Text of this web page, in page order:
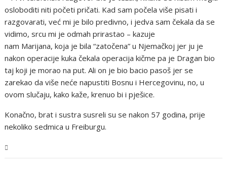
osloboditi niti početi pričati. Kad sam počela više pisati i
razgovarati, već mi je bilo predivno, i jedva sam čekala da se
vidimo, srcu mi je odmah prirastao – kazuje
nam Marijana, koja je bila “zatočena” u Njemačkoj jer ju je
nakon operacije kuka čekala operacija kičme pa je Dragan bio
taj koji je morao na put. Ali on je bio bacio pasoš jer se
zarekao da više neće napustiti Bosnu i Hercegovinu, no, u
ovom slučaju, kako kaže, krenuo bi i pješice.
Konačno, brat i sustra susreli su se nakon 57 godina, prije
nekoliko sedmica u Freiburgu.